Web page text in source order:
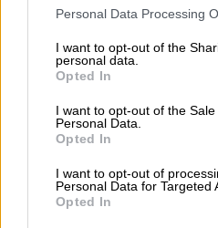
Please note that this website/
not limited to your visit or usage
grant or deny consent to
use your data for below
consent section.
Personal Data Processing
I want to opt-out of the
personal data.
Opted In
I want to opt-out of the
Personal Data.
Opted In
I want to opt-out of
Personal Data for Targeted
Opted In